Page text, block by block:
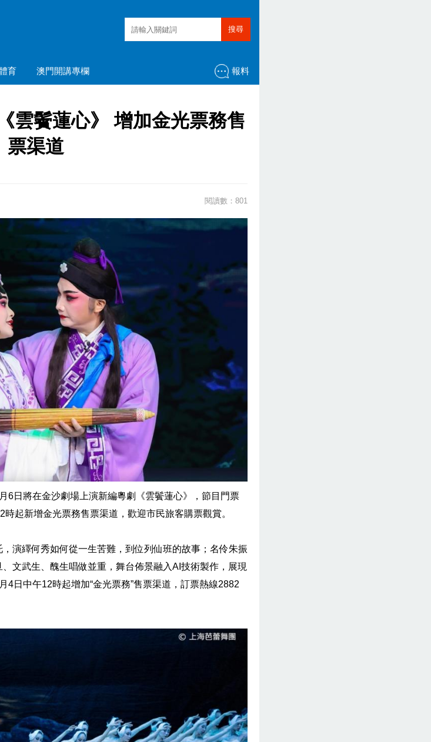
搜尋
育 澳門開講專欄 報料
雲鬢蓮心》 增加金光票務售
票渠道
閱讀數：801
6日將在金沙劇場上演新編粵劇《雲鬢蓮心》，節目門票
起新增金光票務售票渠道，歡迎市民旅客購票觀賞。
演繹何秀如何從一生苦難，到位列仙班的故事；名伶朱振
文武生、醜生唱做並重，舞台佈景融入AI技術製作，展現
4日中午12時起增加“金光票務”售票渠道，訂票熱線2882